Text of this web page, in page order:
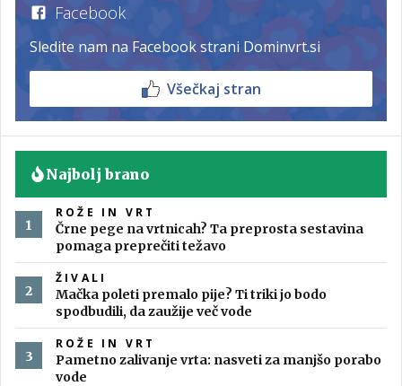
Facebook
Sledite nam na Facebook strani Dominvrt.si
Všečkaj stran
Najbolj brano
ROŽE IN VRT
Črne pege na vrtnicah? Ta preprosta sestavina
pomaga preprečiti težavo
ŽIVALI
Mačka poleti premalo pije? Ti triki jo bodo
spodbudili, da zaužije več vode
ROŽE IN VRT
Pametno zalivanje vrta: nasveti za manjšo porabo
vode